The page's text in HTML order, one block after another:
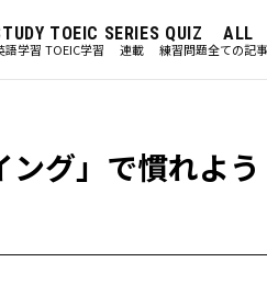
語学習
TOEIC
TOEIC学習
SERIES
連載
QUIZ
練習問題
ALL
全ての記事
グ」で慣れよう